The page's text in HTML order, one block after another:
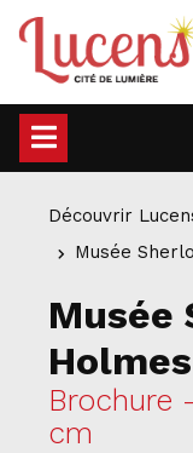
Découvrir
Musée
Musée
Brochure
cm